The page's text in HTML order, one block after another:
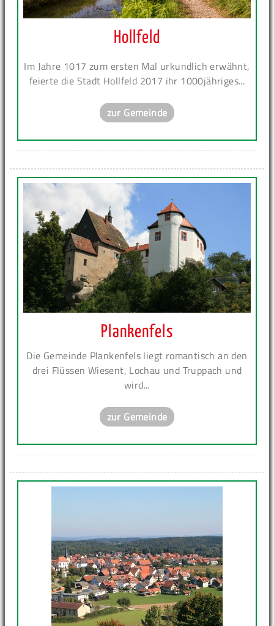
Hollfeld
Im Jahre 1017 zum ersten Mal urkundlich erwähnt,
feierte die Stadt Hollfeld 2017 ihr 1000jähriges...
zur Gemeinde
Plankenfels
Die Gemeinde Plankenfels liegt romantisch an den
drei Flüssen Wiesent, Lochau und Truppach und
wird...
zur Gemeinde